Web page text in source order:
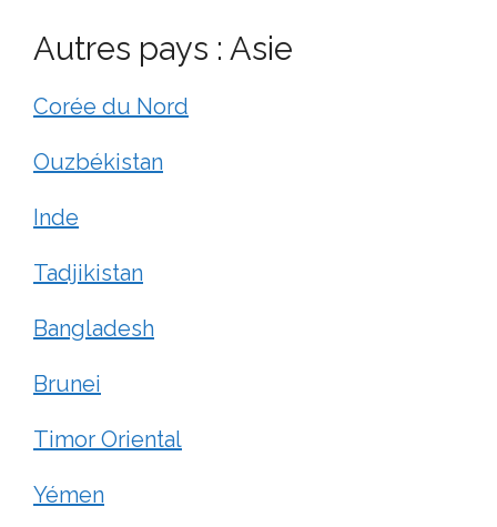
Autres pays : Asie
Corée du Nord
Ouzbékistan
Inde
Tadjikistan
Bangladesh
Brunei
Timor Oriental
Yémen